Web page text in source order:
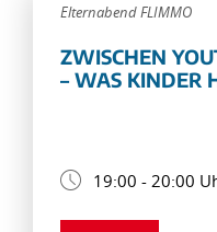
Elternabend FLIMMO
ZWISCHEN
– WAS KINDER
19:00 - 20:00